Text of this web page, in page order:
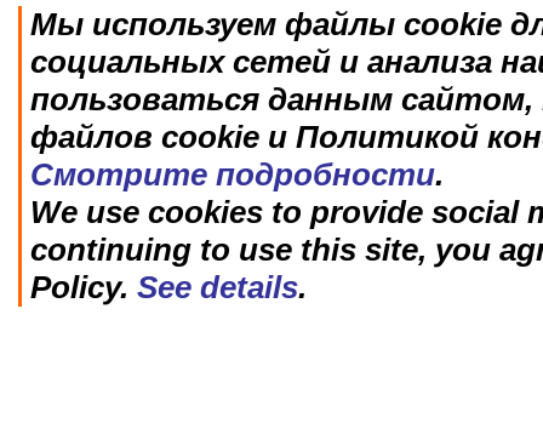
Мы используем файлы cookie
социальных сетей и анализа
пользоваться данным
файлов cookie и Политикой
Смотрите подробности.
We use cookies to provide social
continuing to use this site, you
Policy. See details.